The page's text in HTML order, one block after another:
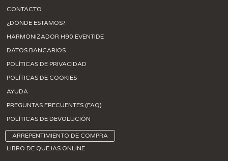
CONTACTO
¿DÓNDE ESTAMOS?
HARMONIZADOR H90 EVENTIDE
DATOS BANCARIOS
POLÍTICAS DE PRIVACIDAD
POLÍTICAS DE COOKIES
AYUDA
PREGUNTAS FRECUENTES (FAQ)
POLÍTICAS DE DEVOLUCIÓN
ARREPENTIMIENTO DE COMPRA
LIBRO DE QUEJAS ONLINE